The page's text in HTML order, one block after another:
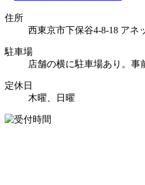
住所
西東京市下保谷4-8-18 アネ
駐車場
店舗の横に駐車場あり。事
定休日
木曜、日曜